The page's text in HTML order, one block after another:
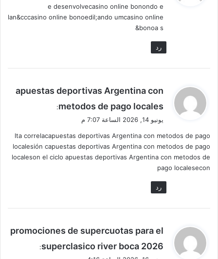
ل
e desenvolvecasino online bonondo e
lan&cccasino online bonoedil;ando umcasino online
bonoa s&
رد
ي
و
ل
apuestas deportivas Argentina con
metodos de pago locales
:
يونيو 14, 2026 الساعة 7:07 م
lta correlacapuestas deportivas Argentina con metodos de pago
localesión capuestas deportivas Argentina con metodos de pago
localeson el ciclo apuestas deportivas Argentina con metodos de
pago localesecon
رد
ي
و
promociones de supercuotas para el
superclasico river boca 2026
: